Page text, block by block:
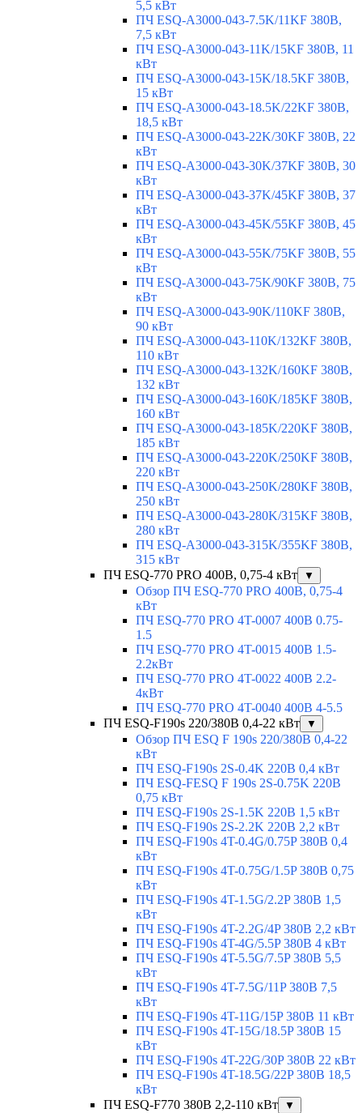
5,5 кВт
ПЧ ESQ-A3000-043-7.5K/11KF 380В,
7,5 кВт
ПЧ ESQ-A3000-043-11K/15KF 380В, 11
кВт
ПЧ ESQ-A3000-043-15K/18.5KF 380В,
15 кВт
ПЧ ESQ-A3000-043-18.5K/22KF 380В,
18,5 кВт
ПЧ ESQ-A3000-043-22K/30KF 380В, 22
кВт
ПЧ ESQ-A3000-043-30K/37KF 380В, 30
кВт
ПЧ ESQ-A3000-043-37K/45KF 380В, 37
кВт
ПЧ ESQ-A3000-043-45K/55KF 380В, 45
кВт
ПЧ ESQ-A3000-043-55K/75KF 380В, 55
кВт
ПЧ ESQ-A3000-043-75K/90KF 380В, 75
кВт
ПЧ ESQ-A3000-043-90K/110KF 380В,
90 кВт
ПЧ ESQ-A3000-043-110K/132KF 380В,
110 кВт
ПЧ ESQ-A3000-043-132K/160KF 380В,
132 кВт
ПЧ ESQ-A3000-043-160K/185KF 380В,
160 кВт
ПЧ ESQ-A3000-043-185K/220KF 380В,
185 кВт
ПЧ ESQ-A3000-043-220K/250KF 380В,
220 кВт
ПЧ ESQ-A3000-043-250K/280KF 380В,
250 кВт
ПЧ ESQ-A3000-043-280K/315KF 380В,
280 кВт
ПЧ ESQ-A3000-043-315K/355KF 380В,
315 кВт
ПЧ ESQ-770 PRO 400В, 0,75-4 кВт
▼
Обзор ПЧ ESQ-770 PRO 400В, 0,75-4
кВт
ПЧ ESQ-770 PRO 4T-0007 400В 0.75-
1.5
ПЧ ESQ-770 PRO 4T-0015 400В 1.5-
2.2кВт
ПЧ ESQ-770 PRO 4T-0022 400В 2.2-
4кВт
ПЧ ESQ-770 PRO 4T-0040 400В 4-5.5
ПЧ ESQ-F190s 220/380В 0,4-22 кВт
▼
Обзор ПЧ ESQ F 190s 220/380В 0,4-22
кВт
ПЧ ESQ-F190s 2S-0.4K 220В 0,4 кВт
ПЧ ESQ-FESQ F 190s 2S-0.75K 220В
0,75 кВт
ПЧ ESQ-F190s 2S-1.5K 220В 1,5 кВт
ПЧ ESQ-F190s 2S-2.2K 220В 2,2 кВт
ПЧ ESQ-F190s 4T-0.4G/0.75P 380В 0,4
кВт
ПЧ ESQ-F190s 4T-0.75G/1.5P 380В 0,75
кВт
ПЧ ESQ-F190s 4T-1.5G/2.2P 380В 1,5
кВт
ПЧ ESQ-F190s 4T-2.2G/4P 380В 2,2 кВт
ПЧ ESQ-F190s 4T-4G/5.5P 380В 4 кВт
ПЧ ESQ-F190s 4T-5.5G/7.5P 380В 5,5
кВт
ПЧ ESQ-F190s 4T-7.5G/11P 380В 7,5
кВт
ПЧ ESQ-F190s 4T-11G/15P 380В 11 кВт
ПЧ ESQ-F190s 4T-15G/18.5P 380В 15
кВт
ПЧ ESQ-F190s 4T-22G/30P 380В 22 кВт
ПЧ ESQ-F190s 4T-18.5G/22P 380В 18,5
кВт
ПЧ ESQ-F770 380В 2,2-110 кВт
▼